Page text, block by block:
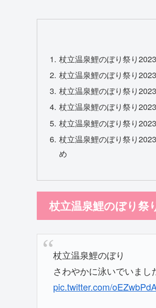
杖立温泉鯉のぼり祭り
杖立温泉鯉のぼり祭り
杖立温泉鯉のぼり祭り
杖立温泉鯉のぼり祭り
杖立温泉鯉のぼり祭り
杖立温泉鯉のぼり祭り
め
杖立温泉鯉のぼり祭
杖立温泉鯉のぼり
さわやかに泳いでいまし
pic.twitter.com/